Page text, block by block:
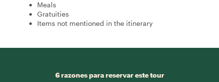
Meals
Gratuities
Items not mentioned in the itinerary
6 razones para reservar este tour